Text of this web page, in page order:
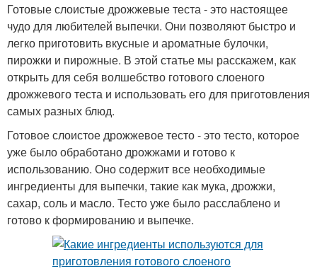
Готовые слоистые дрожжевые теста - это настоящее
чудо для любителей выпечки. Они позволяют быстро и
легко приготовить вкусные и ароматные булочки,
пирожки и пирожные. В этой статье мы расскажем, как
открыть для себя волшебство готового слоеного
дрожжевого теста и использовать его для приготовления
самых разных блюд.
Готовое слоистое дрожжевое тесто - это тесто, которое
уже было обработано дрожжами и готово к
использованию. Оно содержит все необходимые
ингредиенты для выпечки, такие как мука, дрожжи,
сахар, соль и масло. Тесто уже было расслаблено и
готово к формированию и выпечке.